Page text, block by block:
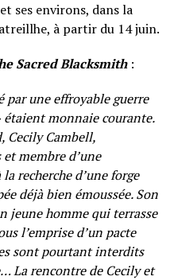
ses environs, dans la
à partir du 14 juin.
Sacred Blacksmith:
par une effroyable guerre
étaient monnaie courante.
Cecily Cambell,
membre d’une
recherche d’une forge
déjà bien émoussée. Son
jeune homme qui terrasse
l’emprise d’un pacte
sont pourtant interdits
La rencontre de Cecily et